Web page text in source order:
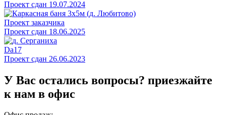
Проект сдан 19.07.2024
Проект заказчика
Проект сдан 18.06.2025
Da17
Проект сдан 26.06.2023
У Вас остались вопросы? приезжайте
к нам в офис